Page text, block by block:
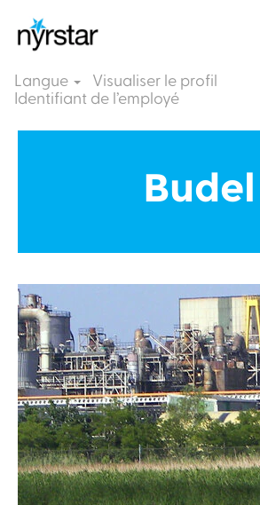
Langue
Visualiser le profil
Identifiant de l’employé
Budel